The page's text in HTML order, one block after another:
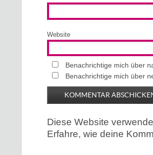
Website
Benachrichtige mich über
Benachrichtige mich über
Diese Website
Erfahre, wie deine